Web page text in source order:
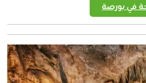
في بورصة